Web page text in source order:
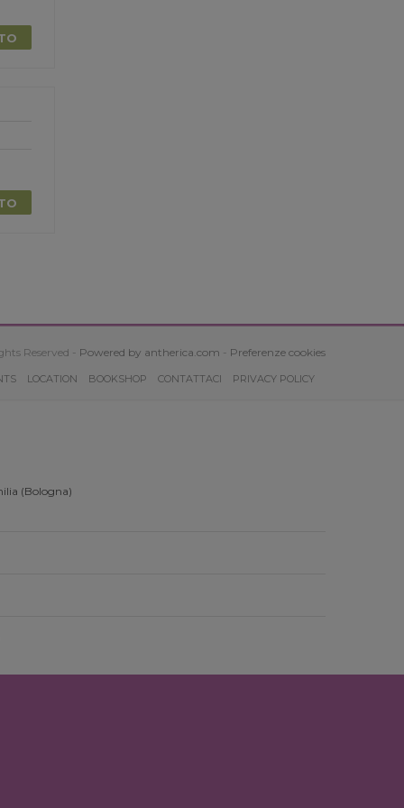
Reserved - Powered by antherica.com - Preferenze cookies
LOCATION BOOKSHOP CONTATTACI PRIVACY POLICY
(Bologna)